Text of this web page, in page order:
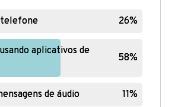
telefone 26%
telefone 26%
aplicativos de
58%
aplicativos de
58%
de áudio 11%
de áudio 11%